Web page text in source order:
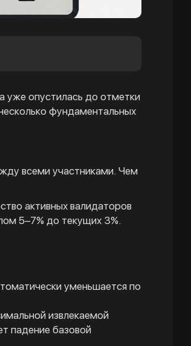
уже опустилась до отметки
фундаментальных
всеми участниками. Чем
активных валидаторов
5–7% до текущих 3%.
уменьшается по
извлекаемой
падение базовой